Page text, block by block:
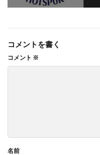
コメントを書く
コメント ※
名前